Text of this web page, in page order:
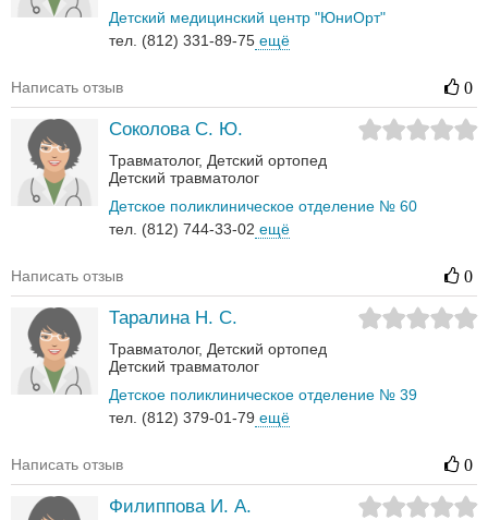
Детский медицинский центр "ЮниОрт"
тел. (812) 331-89-75 ещё
Написать отзыв 0
Соколова С. Ю.
Травматолог Детский ортопед
Детский травматолог
Детское поликлиническое отделение № 60
тел. (812) 744-33-02 ещё
Написать отзыв 0
Таралина Н. С.
Травматолог Детский ортопед
Детский травматолог
Детское поликлиническое отделение № 39
тел. (812) 379-01-79 ещё
Написать отзыв 0
Филиппова И. А.